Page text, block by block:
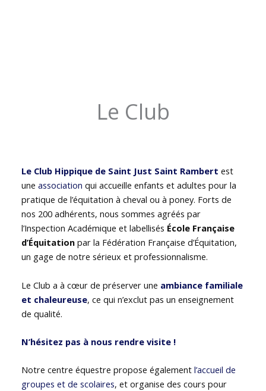
Le Club
Le Club Hippique de Saint Just Saint Rambert est
uneassociation qui accueille enfants et adultes pour la
pratique de l’équitation à cheval ou à poney. Forts de
nos 200 adhérents, nous sommes agréés par
l’Inspection Académique et labellisés École Française
d’Équitation par la Fédération Française d’Équitation,
un gage de notre sérieux et professionnalisme.
Le Club a à cœur de préserver une ambiance familiale
et chaleureuse, ce qui n’exclut pas un enseignement
de qualité.
N’hésitez pas à nous rendre visite !
Notre centre équestre propose égalementl’accueil de
groupes et de scolaires, et organise des cours pour